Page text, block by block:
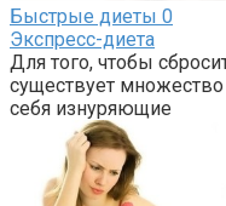
Быстрые диеты 0
Экспресс-диета
Для того, чтобы
существует
себя изнуряющие